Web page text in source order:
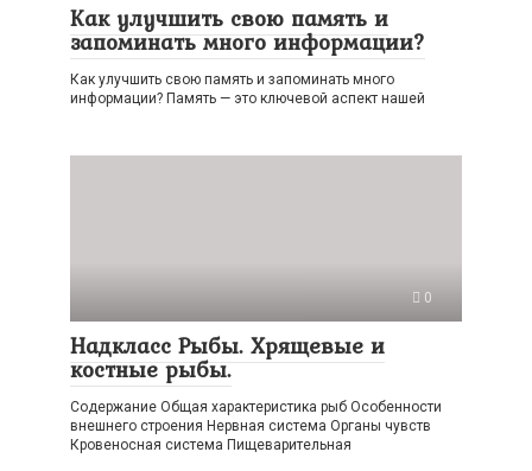
Как улучшить свою память и
запоминать много информации?
Как улучшить свою память и запоминать много
информации? Память — это ключевой аспект нашей
0
Надкласс Рыбы. Хрящевые и
костные рыбы.
Содержание Общая характеристика рыб Особенности
внешнего строения Нервная система Органы чувств
Кровеносная система Пищеварительная